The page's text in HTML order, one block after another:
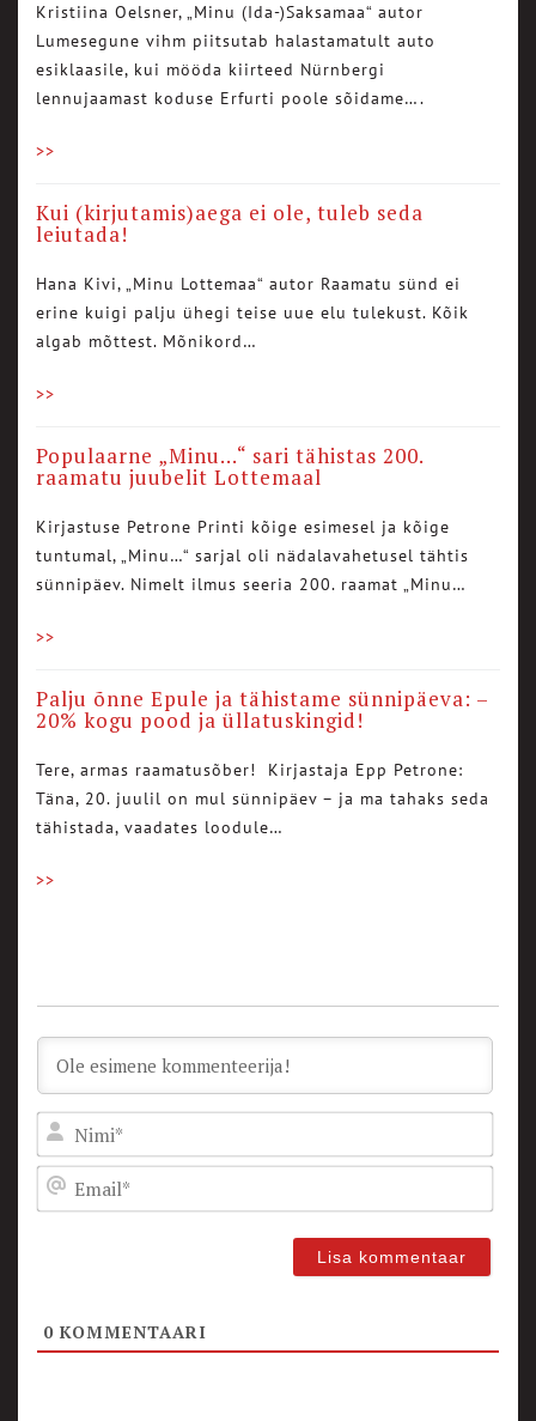
Kristiina Oelsner, „Minu (Ida-)Saksamaa“ autor
Lumesegune vihm piitsutab halastamatult auto
esiklaasile, kui mööda kiirteed Nürnbergi
lennujaamast koduse Erfurti poole sõidame….
>>
Kui (kirjutamis)aega ei ole, tuleb seda
leiutada!
Hana Kivi, „Minu Lottemaa“ autor Raamatu sünd ei
erine kuigi palju ühegi teise uue elu tulekust. Kõik
algab mõttest. Mõnikord…
>>
Populaarne „Minu…“ sari tähistas 200.
raamatu juubelit Lottemaal
Kirjastuse Petrone Printi kõige esimesel ja kõige
tuntumal, „Minu…“ sarjal oli nädalavahetusel tähtis
sünnipäev. Nimelt ilmus seeria 200. raamat „Minu…
>>
Palju õnne Epule ja tähistame sünnipäeva: –
20% kogu pood ja üllatuskingid!
Tere, armas raamatusõber! Kirjastaja Epp Petrone:
Täna, 20. juulil on mul sünnipäev – ja ma tahaks seda
tähistada, vaadates loodule…
>>
0 KOMMENTAARI